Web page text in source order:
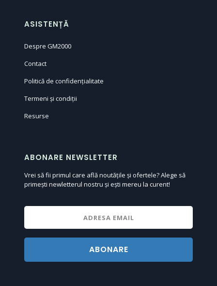
ASISTENȚĂ
Despre GM2000
Contact
Politică de confidențialitate
Termeni și condiții
Resurse
ABONARE NEWSLETTER
Vrei să fii primul care află noutățile și ofertele? Alege să
primești newletterul nostru și ești mereu la curent!
ABONARE